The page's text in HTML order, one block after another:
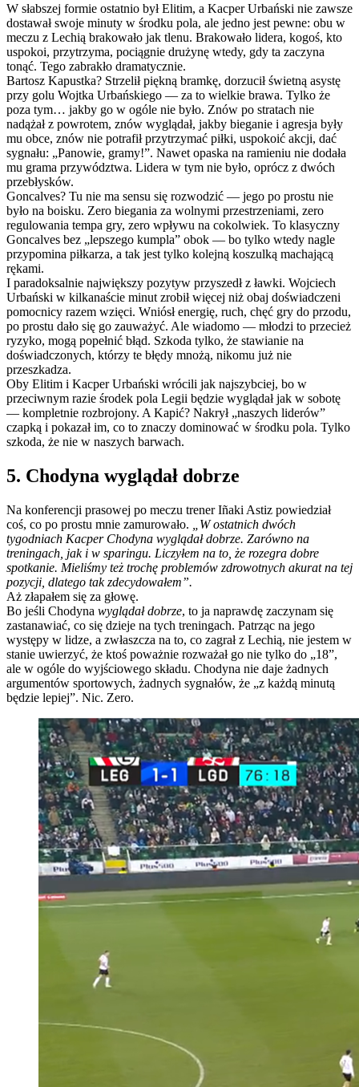
W słabszej formie ostatnio był Elitim, a Kacper Urbański nie zawsze
dostawał swoje minuty w środku pola, ale jedno jest pewne: obu w
meczu z Lechią brakowało jak tlenu. Brakowało lidera, kogoś, kto
uspokoi, przytrzyma, pociągnie drużynę wtedy, gdy ta zaczyna
tonąć. Tego zabrakło dramatycznie.
Bartosz Kapustka? Strzelił piękną bramkę, dorzucił świetną asystę
przy golu Wojtka Urbańskiego — za to wielkie brawa. Tylko że
poza tym… jakby go w ogóle nie było. Znów po stratach nie
nadążał z powrotem, znów wyglądał, jakby bieganie i agresja były
mu obce, znów nie potrafił przytrzymać piłki, uspokoić akcji, dać
sygnału: „Panowie, gramy!”. Nawet opaska na ramieniu nie dodała
mu grama przywództwa. Lidera w tym nie było, oprócz z dwóch
przebłysków.
Goncalves? Tu nie ma sensu się rozwodzić — jego po prostu nie
było na boisku. Zero biegania za wolnymi przestrzeniami, zero
regulowania tempa gry, zero wpływu na cokolwiek. To klasyczny
Goncalves bez „lepszego kumpla” obok — bo tylko wtedy nagle
przypomina piłkarza, a tak jest tylko kolejną koszulką machającą
rękami.
I paradoksalnie największy pozytyw przyszedł z ławki. Wojciech
Urbański w kilkanaście minut zrobił więcej niż obaj doświadczeni
pomocnicy razem wzięci. Wniósł energię, ruch, chęć gry do przodu,
po prostu dało się go zauważyć. Ale wiadomo — młodzi to przecież
ryzyko, mogą popełnić błąd. Szkoda tylko, że stawianie na
doświadczonych, którzy te błędy mnożą, nikomu już nie
przeszkadza.
Oby Elitim i Kacper Urbański wrócili jak najszybciej, bo w
przeciwnym razie środek pola Legii będzie wyglądał jak w sobotę
— kompletnie rozbrojony. A Kapić? Nakrył „naszych liderów”
czapką i pokazał im, co to znaczy dominować w środku pola. Tylko
szkoda, że nie w naszych barwach.
5. Chodyna wyglądał dobrze
Na konferencji prasowej po meczu trener Iñaki Astiz powiedział
coś, co po prostu mnie zamurowało.
„W ostatnich dwóch
tygodniach Kacper Chodyna wyglądał dobrze. Zarówno na
treningach, jak i w sparingu. Liczyłem na to, że rozegra dobre
spotkanie. Mieliśmy też trochę problemów zdrowotnych akurat na tej
pozycji, dlatego tak zdecydowałem”.
Aż złapałem się za głowę.
Bo jeśli Chodyna wyglądał dobrze, to ja naprawdę zaczynam się
zastanawiać, co się dzieje na tych treningach. Patrząc na jego
występy w lidze, a zwłaszcza na to, co zagrał z Lechią, nie jestem w
stanie uwierzyć, że ktoś poważnie rozważał go nie tylko do „18”,
ale w ogóle do wyjściowego składu. Chodyna nie daje żadnych
argumentów sportowych, żadnych sygnałów, że „z każdą minutą
będzie lepiej”. Nic. Zero.